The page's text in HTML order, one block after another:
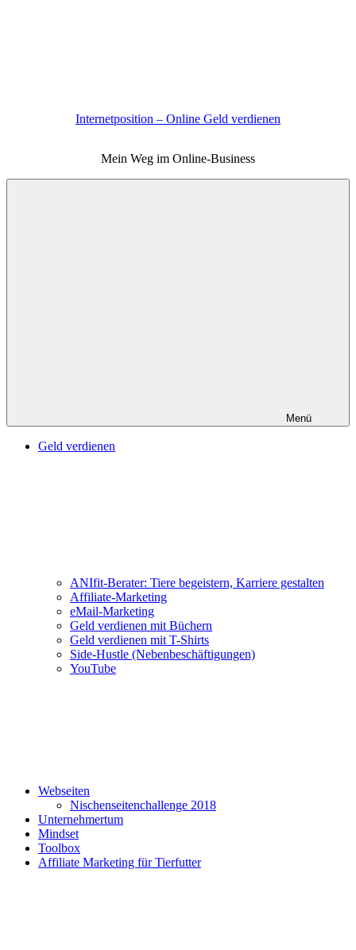
Internetposition – Online Geld verdienen
Mein Weg im Online-Business
Menü
Geld verdienen
ANIfit-Berater: Tiere begeistern, Karriere gestalten
Affiliate-Marketing
eMail-Marketing
Geld verdienen mit Büchern
Geld verdienen mit T-Shirts
Side-Hustle (Nebenbeschäftigungen)
YouTube
Webseiten
Nischenseitenchallenge 2018
Unternehmertum
Mindset
Toolbox
Affiliate Marketing für Tierfutter